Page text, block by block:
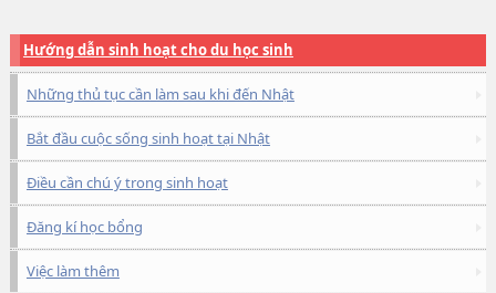
Hướng dẫn sinh hoạt cho du học sinh
Những thủ tục cần làm sau khi đến Nhật
Bắt đầu cuộc sống sinh hoạt tại Nhật
Điều cần chú ý trong sinh hoạt
Đăng kí học bổng
Việc làm thêm